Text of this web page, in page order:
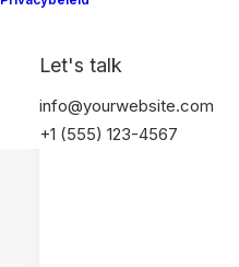
Let's talk
info@yourwebsite.com
+1 (555) 123-4567